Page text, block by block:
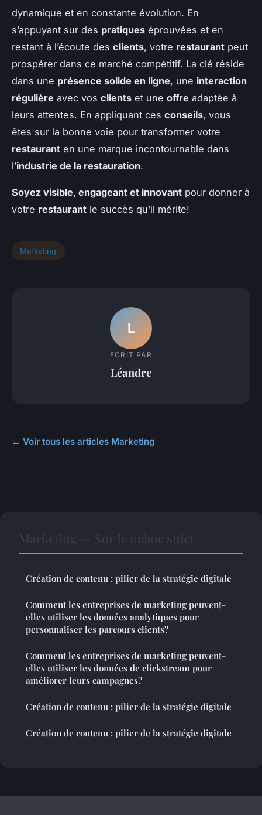
dynamique et en constante évolution. En
s’appuyant sur des pratiques éprouvées et en
restant à l’écoute des clients, votre restaurant peut
prospérer dans ce marché compétitif. La clé réside
dans une présence solide en ligne, une interaction
régulière avec vos clients et une offre adaptée à
leurs attentes. En appliquant ces conseils, vous
êtes sur la bonne voie pour transformer votre
restaurant en une marque incontournable dans
l’industrie de la restauration.
Soyez visible, engageant et innovant pour donner à
votre restaurant le succès qu’il mérite!
Marketing
L
ECRIT PAR
Léandre
← Voir tous les articles Marketing
Création de contenu : pilier de la stratégie digitale
Comment les entreprises de marketing peuvent-
elles utiliser les données analytiques pour
personnaliser les parcours clients?
Comment les entreprises de marketing peuvent-
elles utiliser les données de clickstream pour
améliorer leurs campagnes?
Création de contenu : pilier de la stratégie digitale
Création de contenu : pilier de la stratégie digitale